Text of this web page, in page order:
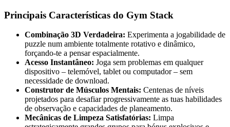
Principais Características do Gym Stack
Combinação 3D Verdadeira: Experimenta a jogabilidade de
puzzle num ambiente totalmente rotativo e dinâmico,
forçando-te a pensar espacialmente.
Acesso Instantâneo: Joga sem problemas em qualquer
dispositivo – telemóvel, tablet ou computador – sem
necessidade de download.
Construtor de Músculos Mentais: Centenas de níveis
projetados para desafiar progressivamente as tuas habilidades
de observação e capacidades de planeamento.
Mecânicas de Limpeza Satisfatórias: Limpa